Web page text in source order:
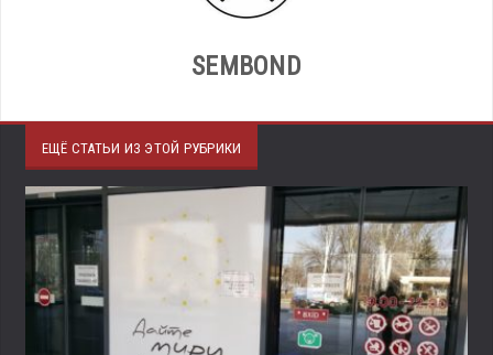
SEMBOND
ЕЩЁ СТАТЬИ ИЗ ЭТОЙ РУБРИКИ